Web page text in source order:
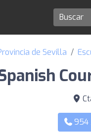
de Sevilla
954